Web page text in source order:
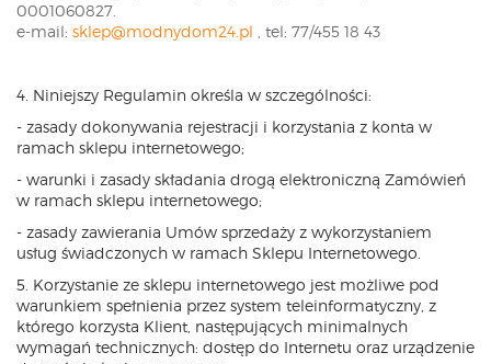
0001060827.
e-mail: sklep@modnydom24.pl , tel: 77/455 18 43
4. Niniejszy Regulamin określa w szczególności:
- zasady dokonywania rejestracji i korzystania z konta w
ramach sklepu internetowego;
- warunki i zasady składania drogą elektroniczną Zamówień
w ramach sklepu internetowego;
- zasady zawierania Umów sprzedaży z wykorzystaniem
usług świadczonych w ramach Sklepu Internetowego.
5. Korzystanie ze sklepu internetowego jest możliwe pod
warunkiem spełnienia przez system teleinformatyczny, z
którego korzysta Klient, następujących minimalnych
wymagań technicznych: dostęp do Internetu oraz urządzenie